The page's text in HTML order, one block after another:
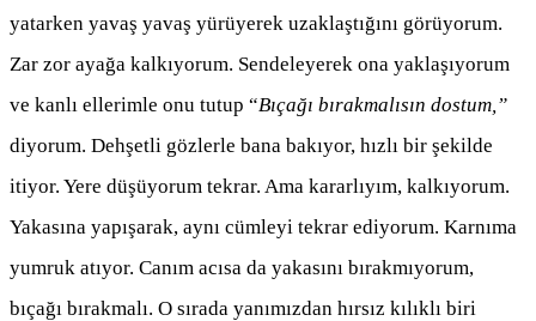
yatarken yavaş yavaş yürüyerek uzaklaştığını görüyorum.
Zar zor ayağa kalkıyorum. Sendeleyerek ona yaklaşıyorum
ve kanlı ellerimle onu tutup “Bıçağı bırakmalısın dostum,”
diyorum. Dehşetli gözlerle bana bakıyor, hızlı bir şekilde
itiyor. Yere düşüyorum tekrar. Ama kararlıyım, kalkıyorum.
Yakasına yapışarak, aynı cümleyi tekrar ediyorum. Karnıma
yumruk atıyor. Canım acısa da yakasını bırakmıyorum,
bıçağı bırakmalı. O sırada yanımızdan hırsız kılıklı biri